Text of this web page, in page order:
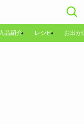
品紹介 レシピ お出か